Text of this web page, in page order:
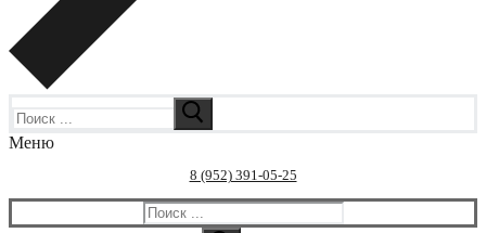
Меню
8 (952) 391-05-25
Искать: